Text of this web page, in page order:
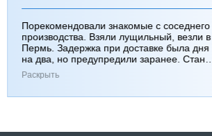
Порекомендовали знакомые с соседнего
производства. Взяли лущильный, везли в
Пермь. Задержка при доставке была дня
на два, но предупредили заранее. Станок
работает хорошо, к качеству вопросов нет.
Раскрыть